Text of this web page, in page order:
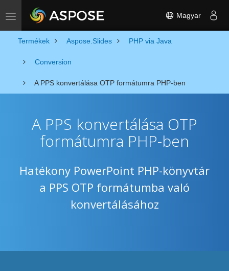
Toggle navigation Magyar
Termékek Aspose.Slides PHP via Java
Conversion
A PPS konvertálása OTP formátumra PHP-ben
A PPS konvertálása OTP
formátumra PHP-ben
Hatékony PowerPoint PHP-könyvtár
a PPS OTP formátumba való
konvertálásához